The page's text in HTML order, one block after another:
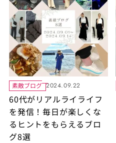
素敵ブログ 2024.09.22
60代がリアルライライフ
を発信！毎日が楽しくな
るヒントをもらえるブロ
グ8選